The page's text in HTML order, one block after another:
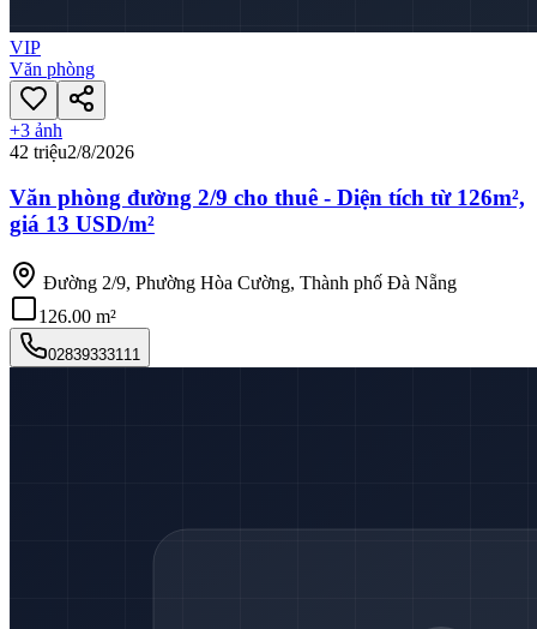
VIP
Văn phòng
+3 ảnh
42 triệu2/8/2026
Văn phòng đường 2/9 cho thuê - Diện tích từ 126m²,
giá 13 USD/m²
Đường 2/9, Phường Hòa Cường, Thành phố Đà Nẵng
126.00 m²
02839333111